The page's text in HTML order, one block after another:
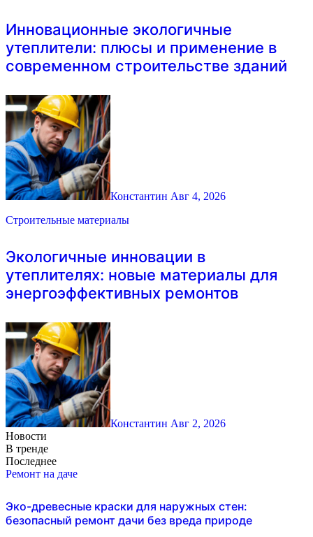
Инновационные экологичные
утеплители: плюсы и применение в
современном строительстве зданий
Константин Авг 4, 2026
Строительные материалы
Экологичные инновации в
утеплителях: новые материалы для
энергоэффективных ремонтов
Константин Авг 2, 2026
Новости
В тренде
Последнее
Ремонт на даче
Эко-древесные краски для наружных стен:
безопасный ремонт дачи без вреда природе